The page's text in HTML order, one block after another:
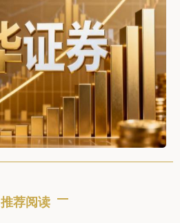
推荐阅读